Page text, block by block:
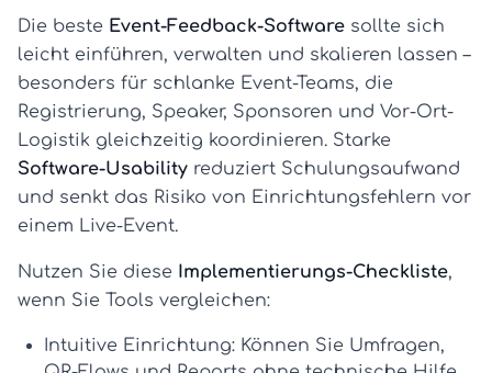
Die beste Event-Feedback-Software sollte sich
leicht einführen, verwalten und skalieren lassen –
besonders für schlanke Event-Teams, die
Registrierung, Speaker, Sponsoren und Vor-Ort-
Logistik gleichzeitig koordinieren. Starke
Software-Usability reduziert Schulungsaufwand
und senkt das Risiko von Einrichtungsfehlern vor
einem Live-Event.
Nutzen Sie diese Implementierungs-Checkliste,
wenn Sie Tools vergleichen:
Intuitive Einrichtung: Können Sie Umfragen,